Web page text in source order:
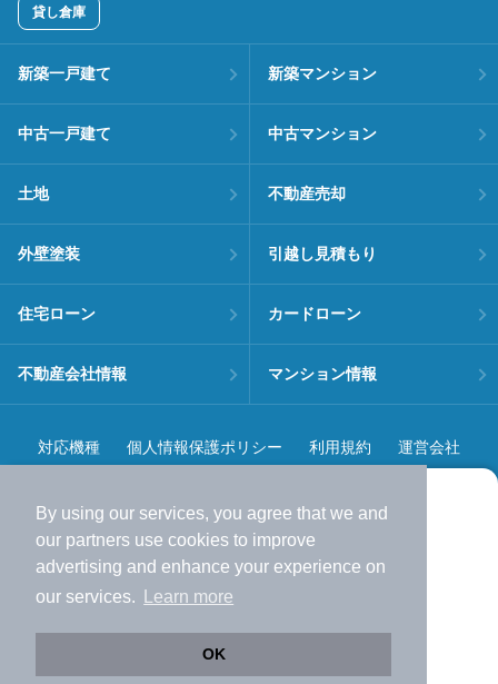
By using our services, you agree that we and
our partners use cookies to improve
advertising and enhance your experience on
our services.
Learn more
OK
より使いやすくなった
アプリで物件探ししませんか？
サクサク動く地図で物件検索
貸し倉庫
新築一戸建て 新築マンション
中古一戸建て 中古マンション
土地 不動産売却
外壁塗装 引越し見積もり
住宅ローン カードローン
不動産会社情報 マンション情報
対応機種 個人情報保護ポリシー 利用規約 運営会社
©NIFTY Lifestyle Co., Ltd.